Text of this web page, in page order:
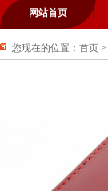
网站首页
您现在的位置： 首页 >